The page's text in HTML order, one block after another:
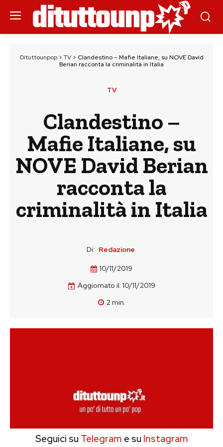
Dituttounpop> TV> Clandestino – Mafie Italiane, su NOVE David
Berian racconta la criminalità in Italia
TV
Clandestino –
Mafie Italiane, su
NOVE David Berian
racconta la
criminalità in Italia
Di: Redazione
10/11/2019
Aggiornato il: 10/11/2019
2min.
Seguici su Telegram e su Instagram